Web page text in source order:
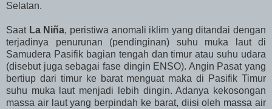
Selatan.
SaatLa Niña, peristiwa anomali iklim yang ditandai dengan
terjadinya penurunan (pendinginan) suhu muka laut di
Samudera Pasifik bagian tengah dan timur atau suhu udara
(disebut juga sebagai fase dingin ENSO). Angin Pasat yang
bertiup dari timur ke barat menguat maka di Pasifik Timur
suhu muka laut menjadi lebih dingin. Adanya kekosongan
massa air laut yang berpindah ke barat, diisi oleh massa air